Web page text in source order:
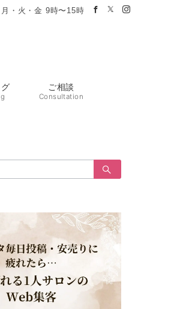
月・火・金 9時〜15時
ご相談
Consultation